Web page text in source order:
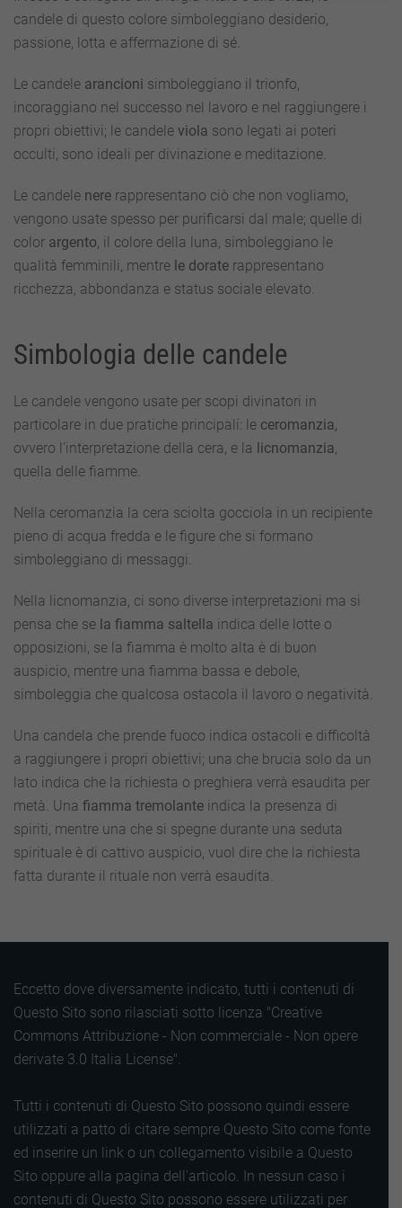
candele di questo colore simboleggiano desiderio,
passione, lotta e affermazione di sé.
Le candele arancioni simboleggiano il trionfo,
incoraggiano nel successo nel lavoro e nel raggiungere i
propri obiettivi; le candele viola sono legati ai poteri
occulti, sono ideali per divinazione e meditazione.
Le candele nere rappresentano ciò che non vogliamo,
vengono usate spesso per purificarsi dal male; quelle di
color argento, il colore della luna, simboleggiano le
qualità femminili, mentre le dorate rappresentano
ricchezza, abbondanza e status sociale elevato.
Simbologia delle candele
Le candele vengono usate per scopi divinatori in
particolare in due pratiche principali: le ceromanzia,
ovvero l’interpretazione della cera, e la licnomanzia,
quella delle fiamme.
Nella ceromanzia la cera sciolta gocciola in un recipiente
pieno di acqua fredda e le figure che si formano
simboleggiano di messaggi.
Nella licnomanzia, ci sono diverse interpretazioni ma si
pensa che se la fiamma saltella indica delle lotte o
opposizioni, se la fiamma è molto alta è di buon
auspicio, mentre una fiamma bassa e debole,
simboleggia che qualcosa ostacola il lavoro o negatività.
Una candela che prende fuoco indica ostacoli e difficoltà
a raggiungere i propri obiettivi; una che brucia solo da un
lato indica che la richiesta o preghiera verrà esaudita per
metà. Una fiamma tremolante indica la presenza di
spiriti, mentre una che si spegne durante una seduta
spirituale è di cattivo auspicio, vuol dire che la richiesta
fatta durante il rituale non verrà esaudita.
Eccetto dove diversamente indicato, tutti i contenuti di
Questo Sito sono rilasciati sotto licenza "Creative
Commons Attribuzione - Non commerciale - Non opere
derivate 3.0 Italia License".
Tutti i contenuti di Questo Sito possono quindi essere
utilizzati a patto di citare sempre Questo Sito come fonte
ed inserire un link o un collegamento visibile a Questo
Sito oppure alla pagina dell'articolo. In nessun caso i
contenuti di Questo Sito possono essere utilizzati per